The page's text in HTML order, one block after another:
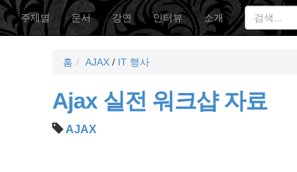
주제별 문서 강연 인터뷰 소개
홈 AJAX / IT 행사
Ajax 실전 워크샵 자료
AJAX